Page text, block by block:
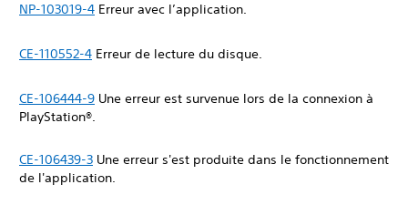
NP-103019-4 Erreur avec l’application.
CE-110552-4 Erreur de lecture du disque.
CE-106444-9 Une erreur est survenue lors de la connexion à
PlayStation®.
CE-106439-3 Une erreur s'est produite dans le fonctionnement
de l'application.